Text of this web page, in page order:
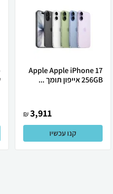
Apple Apple iPhone 17
256GB אייפון תומך ...
3,911
₪
קנו עכשיו